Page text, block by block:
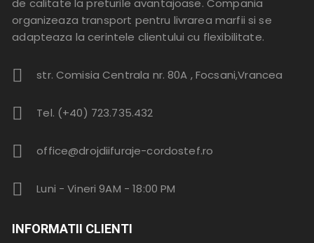
de calitate la preturile avantajoase. Compania
organizeaza transport pentru livrarea marfii si se
adapteaza la cerintele clientului cu flexibilitate.
str. Comisia Centrala nr. 80A , Focsani,Vrancea
Tel. (+40) 723.735.432
office@drojdiifuraje-cordostef.ro
Luni - Vineri 9AM - 18:00 PM
INFORMATII CLIENTI